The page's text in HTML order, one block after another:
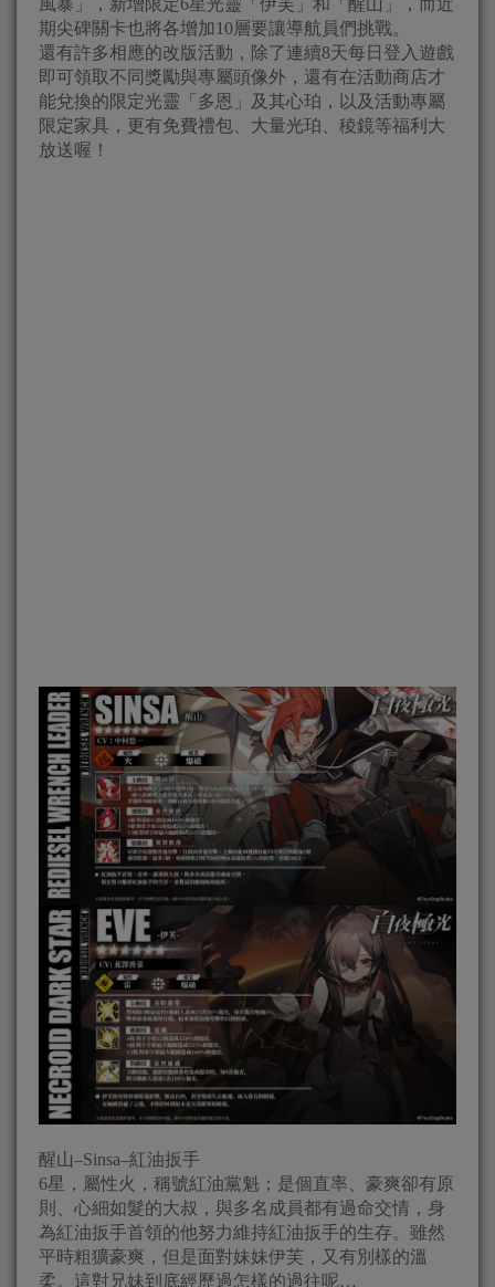
風暴」，新增限定6星光靈「伊芙」和「醒山」，而近
期尖碑關卡也將各增加10層要讓導航員們挑戰。
還有許多相應的改版活動，除了連續8天每日登入遊戲
即可領取不同獎勵與專屬頭像外，還有在活動商店才
能兌換的限定光靈「多恩」及其心珀，以及活動專屬
限定家具，更有免費禮包、大量光珀、稜鏡等福利大
放送喔！
醒山–Sinsa–紅油扳手
6星，屬性火，稱號紅油黨魁；是個直率、豪爽卻有原
則、心細如髮的大叔，與多名成員都有過命交情，身
為紅油扳手首領的他努力維持紅油扳手的生存。雖然
平時粗獷豪爽，但是面對妹妹伊芙，又有別樣的溫
柔。這對兄妹到底經歷過怎樣的過往呢…